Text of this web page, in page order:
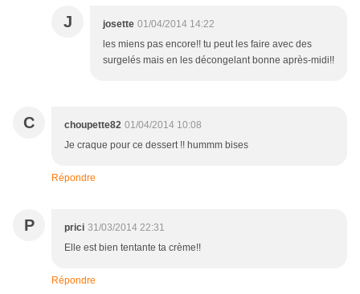
J josette 01/04/2014 14:22
les miens pas encore!! tu peut les faire avec des
surgelés mais en les décongelant bonne après-midi!!
C choupette82 01/04/2014 10:08
Je craque pour ce dessert !! hummm bises
Répondre
P prici 31/03/2014 22:31
Elle est bien tentante ta crème!!
Répondre